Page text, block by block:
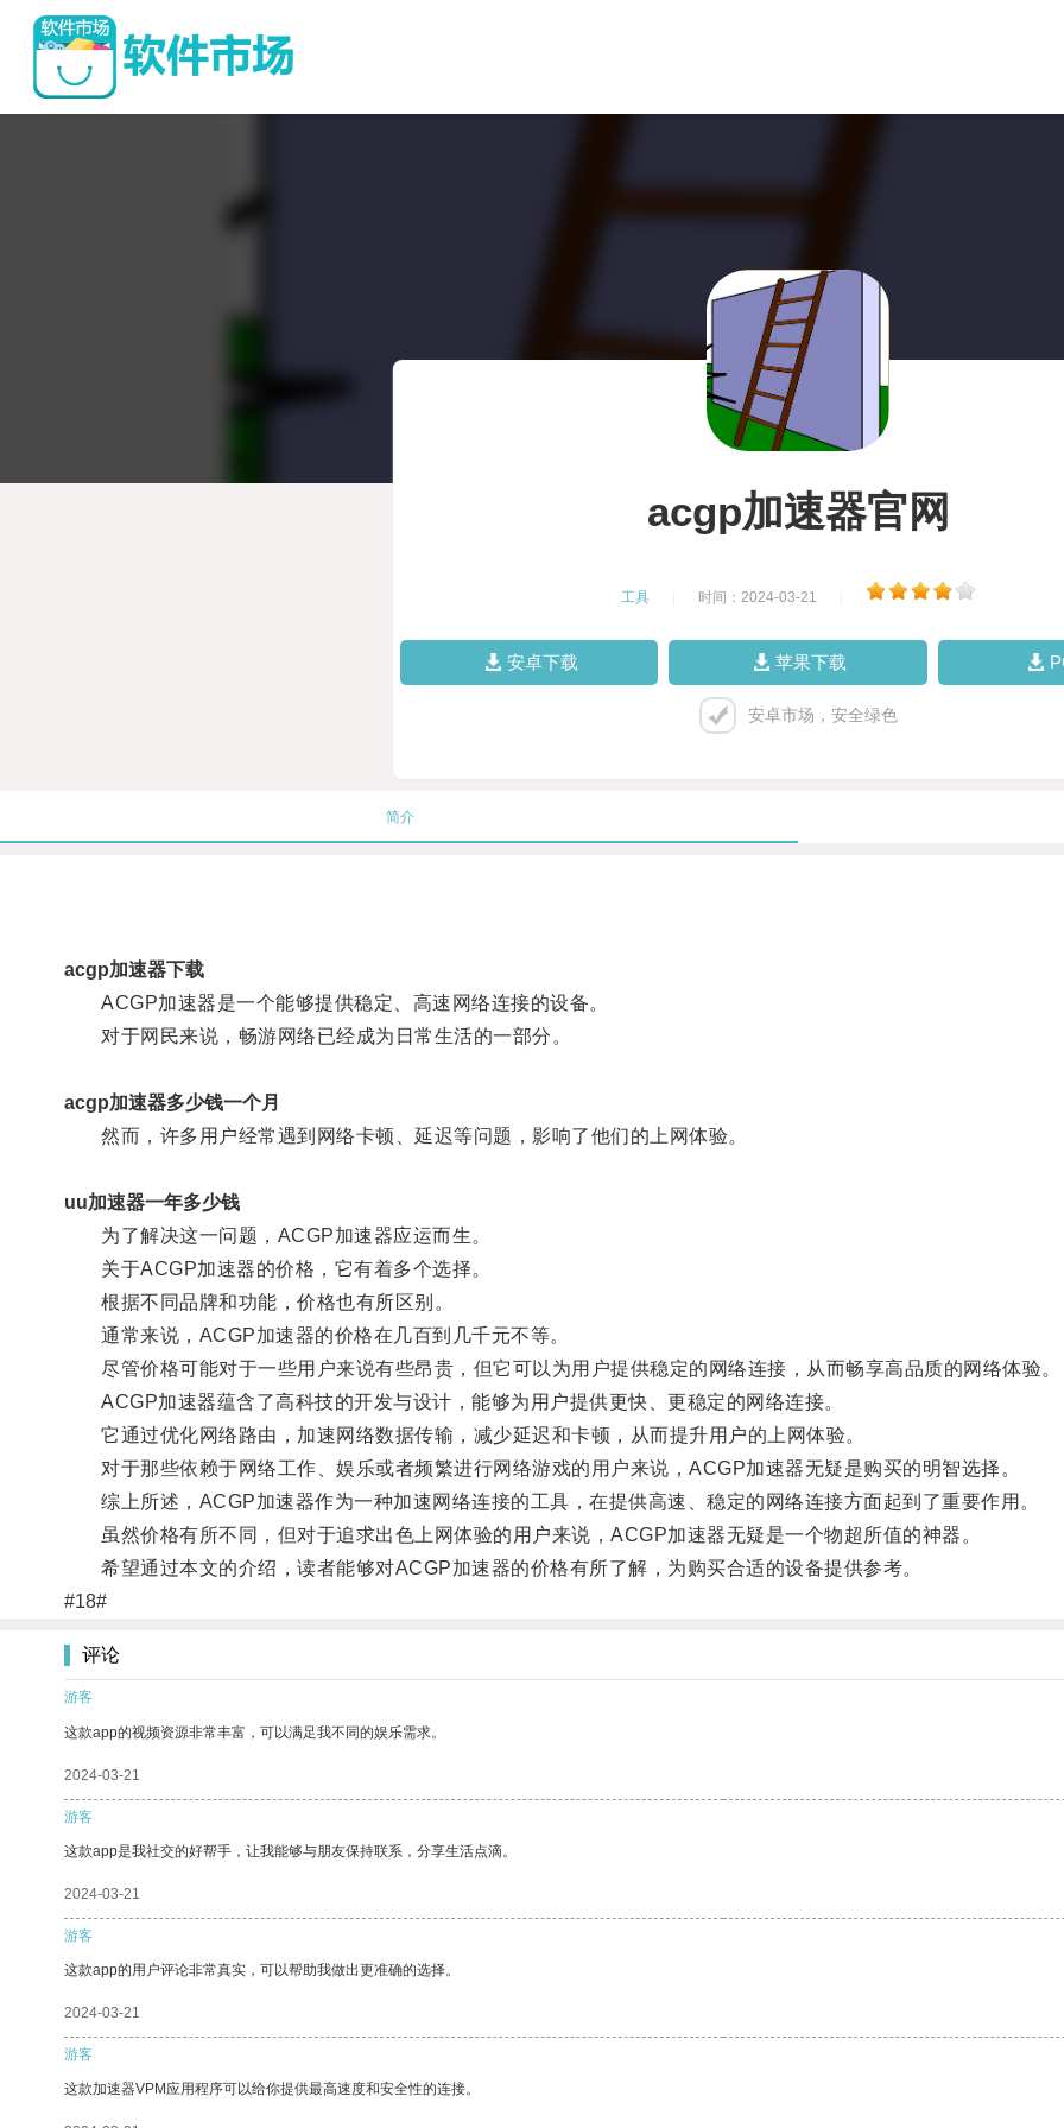
acgp加速器官网
工具 时间：2024-03-21
安卓下载 苹果下载
安卓市场，安全绿色
简介
acgp加速器下载
ACGP加速器是一个能够提供稳定、高速网络连接的设备。
对于网民来说，畅游网络已经成为日常生活的一部分。
acgp加速器多少钱一个月
然而，许多用户经常遇到网络卡顿、延迟等问题，影响了他们的上网体验。
uu加速器一年多少钱
为了解决这一问题，ACGP加速器应运而生。
关于ACGP加速器的价格，它有着多个选择。
根据不同品牌和功能，价格也有所区别。
通常来说，ACGP加速器的价格在几百到几千元不等。
尽管价格可能对于一些用户来说有些昂贵，但它可以为用户提供稳定的网络连接，从而畅享高品质的网络体验。
ACGP加速器蕴含了高科技的开发与设计，能够为用户提供更快、更稳定的网络连接。
它通过优化网络路由，加速网络数据传输，减少延迟和卡顿，从而提升用户的上网体验。
对于那些依赖于网络工作、娱乐或者频繁进行网络游戏的用户来说，ACGP加速器无疑是购买的明智选择。
综上所述，ACGP加速器作为一种加速网络连接的工具，在提供高速、稳定的网络连接方面起到了重要作用。
虽然价格有所不同，但对于追求出色上网体验的用户来说，ACGP加速器无疑是一个物超所值的神器。
希望通过本文的介绍，读者能够对ACGP加速器的价格有所了解，为购买合适的设备提供参考。
#18#
评论
游客
这款app的视频资源非常丰富，可以满足我不同的娱乐需求。
2024-03-21
游客
这款app是我社交的好帮手，让我能够与朋友保持联系，分享生活点滴。
2024-03-21
游客
这款app的用户评论非常真实，可以帮助我做出更准确的选择。
2024-03-21
游客
这款加速器VPM应用程序可以给你提供最高速度和安全性的连接。